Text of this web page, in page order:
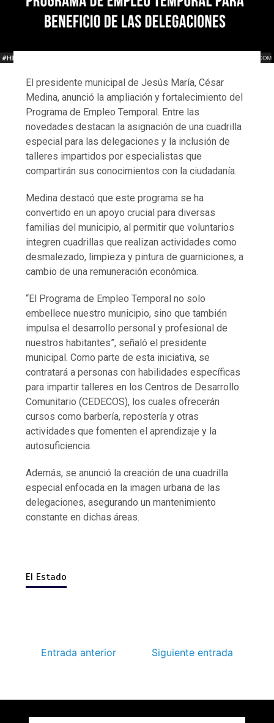
El presidente municipal de Jesús María, César
Medina, anunció la ampliación y fortalecimiento del
Programa de Empleo Temporal. Entre las
novedades destacan la asignación de una cuadrilla
especial para las delegaciones y la inclusión de
talleres impartidos por especialistas que
compartirán sus conocimientos con la ciudadanía.
Medina destacó que este programa se ha
convertido en un apoyo crucial para diversas
familias del municipio, al permitir que voluntarios
integren cuadrillas que realizan actividades como
desmalezado, limpieza y pintura de guarniciones, a
cambio de una remuneración económica.
“El Programa de Empleo Temporal no solo
embellece nuestro municipio, sino que también
impulsa el desarrollo personal y profesional de
nuestros habitantes”, señaló el presidente
municipal. Como parte de esta iniciativa, se
contratará a personas con habilidades específicas
para impartir talleres en los Centros de Desarrollo
Comunitario (CEDECOS), los cuales ofrecerán
cursos como barbería, repostería y otras
actividades que fomenten el aprendizaje y la
autosuficiencia.
Además, se anunció la creación de una cuadrilla
especial enfocada en la imagen urbana de las
delegaciones, asegurando un mantenimiento
constante en dichas áreas.
El Estado
Entrada anterior Siguiente entrada